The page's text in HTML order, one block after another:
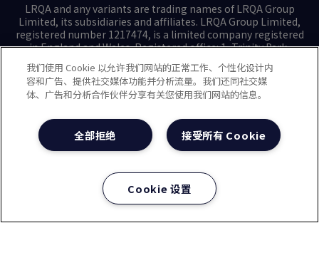
LRQA and any variants are trading names of LRQA Group
Limited, its subsidiaries and affiliates. LRQA Group Limited,
registered number 1217474, is a limited company registered
in England and Wales. Registered office: 1, Trinity Park,
Limited.
治理方针(英文)沪ICP备2023029947号-1
沪公网安备31010102008508号
我们使用 Cookie 以允许我们网站的正常工作、个性化设计内
容和广告、提供社交媒体功能并分析流量。我们还同社交媒
体、广告和分析合作伙伴分享有关您使用我们网站的信息。
接受所有 Cookie
全部拒绝
Cookie 设置